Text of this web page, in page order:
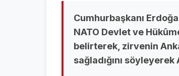
Cumhurbaşkanı
NATO Devlet ve
belirterek, zirvenin
sağladığını